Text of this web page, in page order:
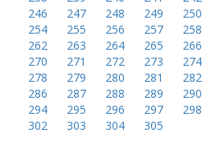
246
247 248 249 250
254
255 256 257 258
262
263 264 265 266
270
271 272 273 274
278
279 280 281 282
286
287 288 289 290
294
295 296 297 298
302
303 304 305